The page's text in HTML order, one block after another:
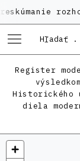
rozhodnutia
Register
Historického
diela